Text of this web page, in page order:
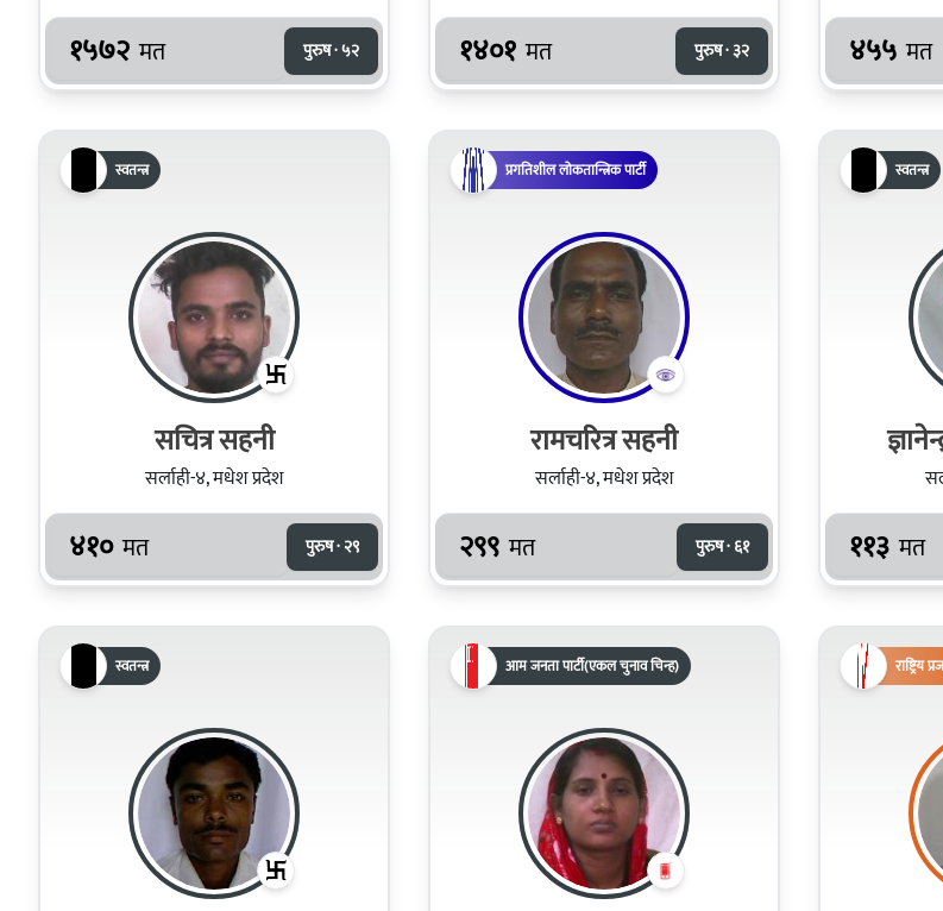
१५७२ मत पुरुष · ५२ १४०१ मत पुरुष · ३२ ४५५ मत
स्वतन्त्र
सचित्र सहनी
सर्लाही-४, मधेश प्रदेश
४१० मत पुरुष · २९
प्रगतिशील लोकतान्त्रिक पार्टी
रामचरित्र सहनी
सर्लाही-४, मधेश प्रदेश
२९९ मत पुरुष · ६१
स्वतन्त्र
११३ मत
स्वतन्त्र आम जनता पार्टी(एकल चुनाव चिन्ह) राष्ट्रिय